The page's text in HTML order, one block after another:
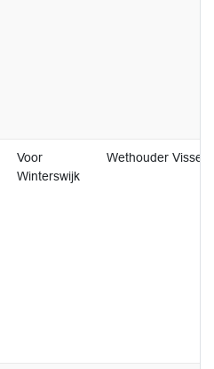
Voor
Winterswijk
Wethouder Visser